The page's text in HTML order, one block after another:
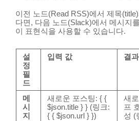
이전 노드(Read RSS)에서 제목(title
다면, 다음 노드(Slack)에서 메시지
이 표현식을 사용할 수 있습니다.
설
정
필
드
입력 값 결
메
시
지
새로운 포스팅: { {
$json.title } } (링크:
{ { $json.url } })
새
프
성 (